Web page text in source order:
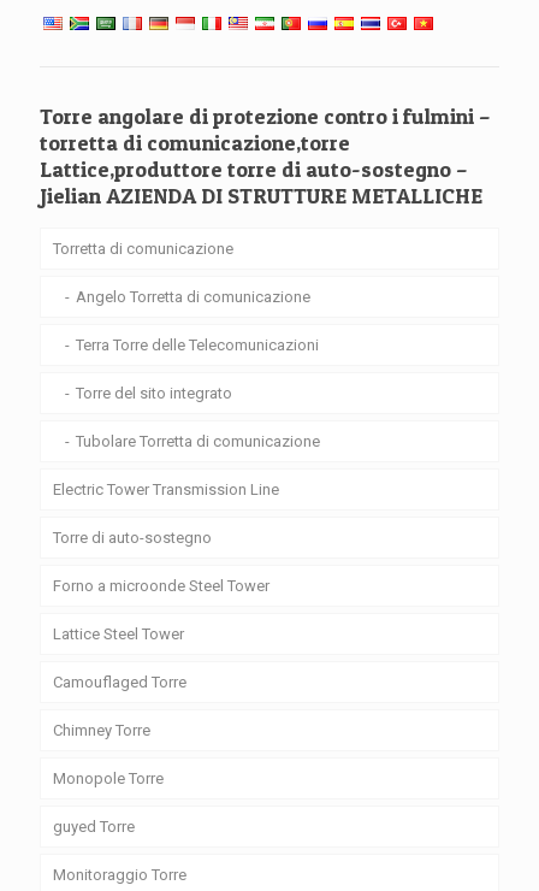
Torre angolare di protezione contro i fulmini –
torretta di comunicazione,torre
Lattice,produttore torre di auto-sostegno –
Jielian AZIENDA DI STRUTTURE METALLICHE
Torretta di comunicazione
Angelo Torretta di comunicazione
Terra Torre delle Telecomunicazioni
Torre del sito integrato
Tubolare Torretta di comunicazione
Electric Tower Transmission Line
Torre di auto-sostegno
Forno a microonde Steel Tower
Lattice Steel Tower
Camouflaged Torre
Chimney Torre
Monopole Torre
guyed Torre
Monitoraggio Torre